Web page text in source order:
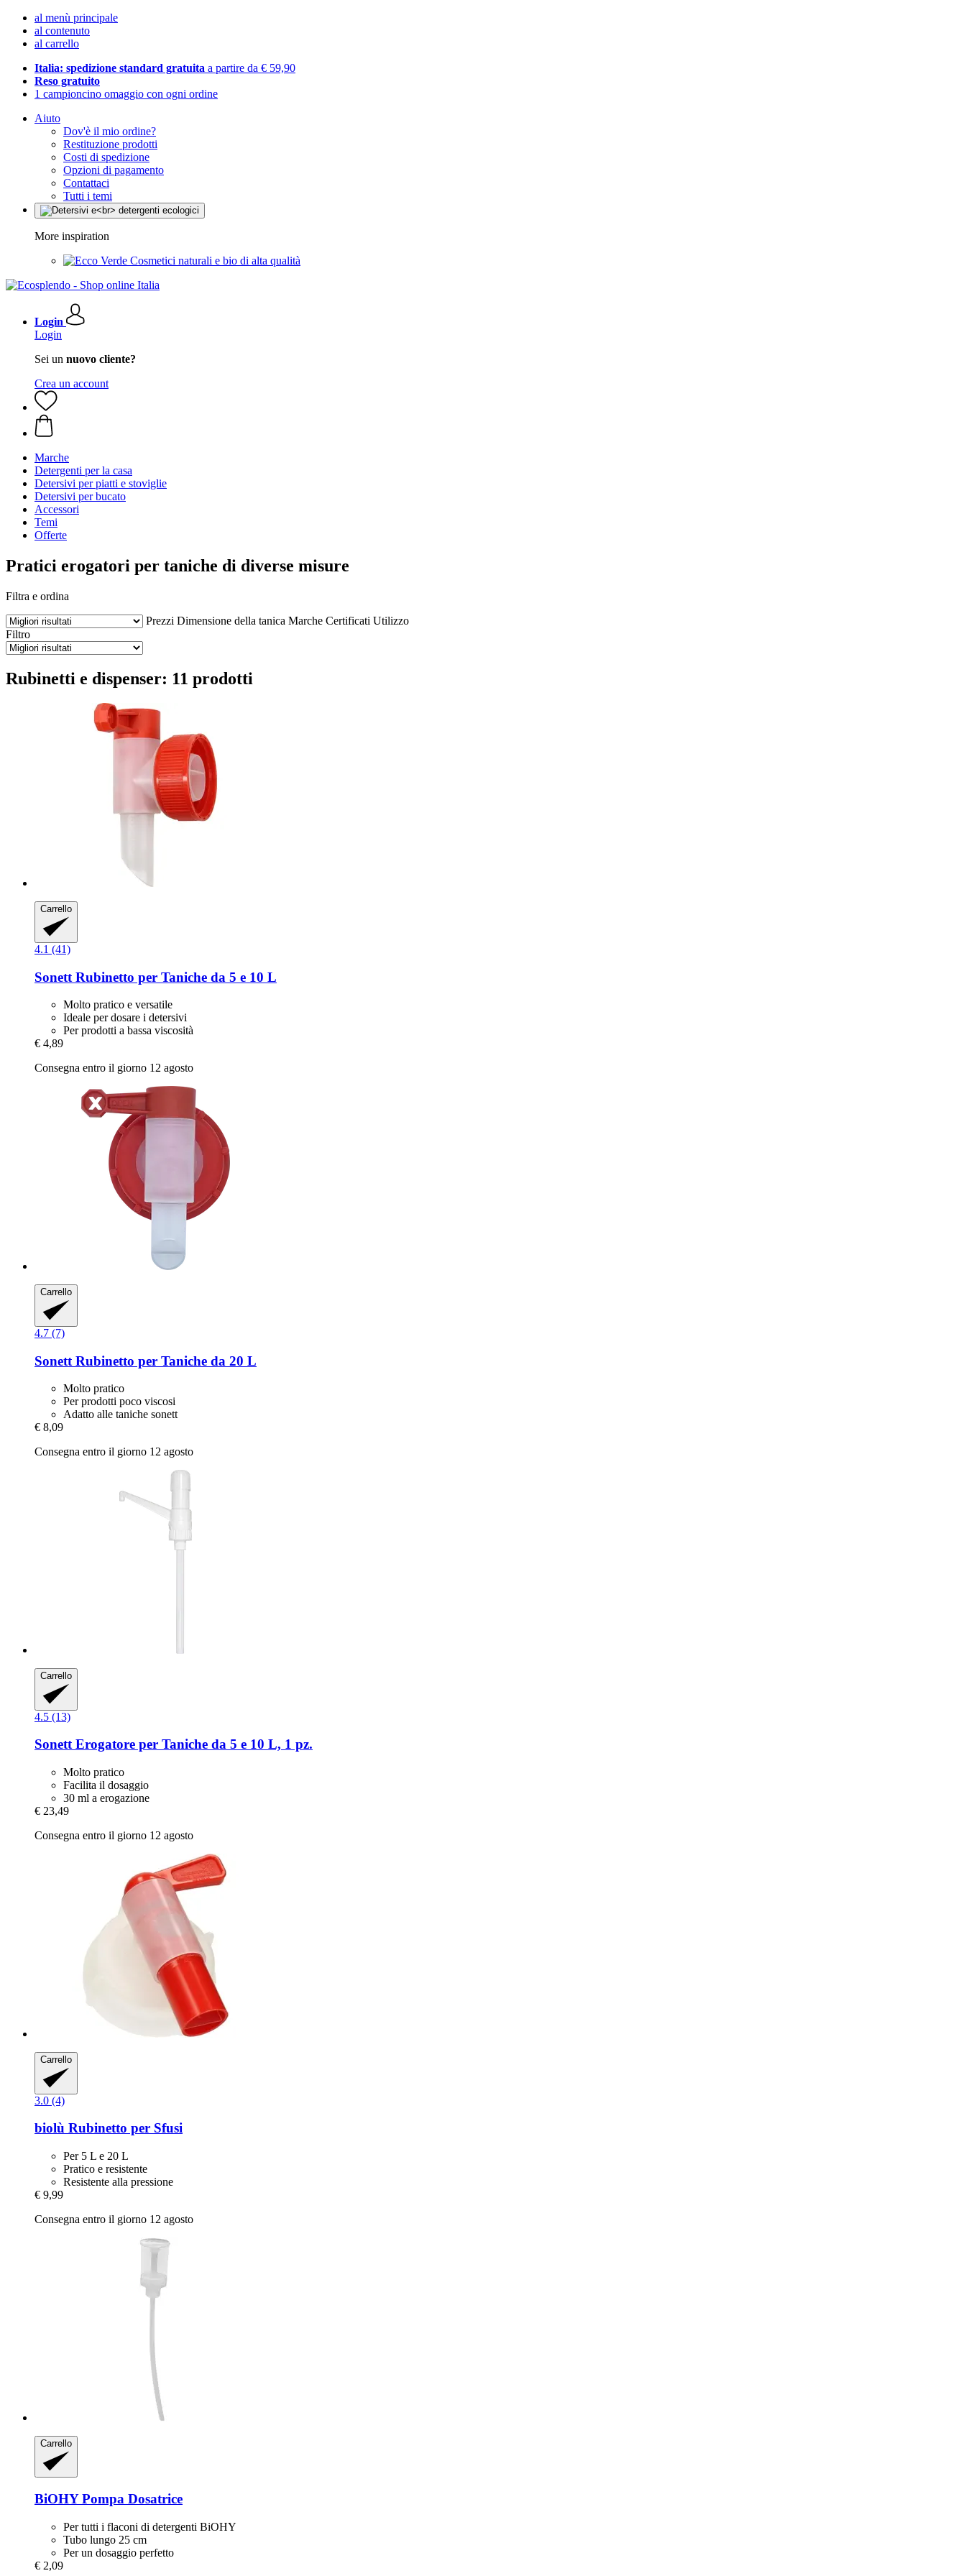
al menù principale
al contenuto
al carrello
Italia: spedizione standard gratuita a partire da € 59,90
Reso gratuito
1 campioncino omaggio con ogni ordine
Aiuto
Dov'è il mio ordine?
Restituzione prodotti
Costi di spedizione
Opzioni di pagamento
Contattaci
Tutti i temi
More inspiration
Cosmetici naturali e bio di alta qualità
Login
Login
Sei un nuovo cliente?
Crea un account
Marche
Detergenti per la casa
Detersivi per piatti e stoviglie
Detersivi per bucato
Accessori
Temi
Offerte
Pratici erogatori per taniche di diverse misure
Filtra e ordina
Prezzi Dimensione della tanica Marche Certificati Utilizzo
Filtro
Rubinetti e dispenser: 11 prodotti
Carrello
4.1 (41)
Sonett Rubinetto per Taniche da 5 e 10 L
Molto pratico e versatile
Ideale per dosare i detersivi
Per prodotti a bassa viscosità
€ 4,89
Consegna entro il giorno 12 agosto
Carrello
4.7 (7)
Sonett Rubinetto per Taniche da 20 L
Molto pratico
Per prodotti poco viscosi
Adatto alle taniche sonett
€ 8,09
Consegna entro il giorno 12 agosto
Carrello
4.5 (13)
SonettErogatore per Taniche da 5 e 10 L, 1 pz.
Molto pratico
Facilita il dosaggio
30 ml a erogazione
€ 23,49
Consegna entro il giorno 12 agosto
Carrello
3.0 (4)
biolù Rubinetto per Sfusi
Per 5 L e 20 L
Pratico e resistente
Resistente alla pressione
€ 9,99
Consegna entro il giorno 12 agosto
Carrello
BiOHYPompa Dosatrice
Per tutti i flaconi di detergenti BiOHY
Tubo lungo 25 cm
Per un dosaggio perfetto
€ 2,09